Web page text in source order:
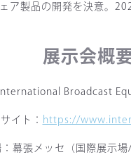
ア製品の開発を決意。
展示会概
Broadcast
イト： https://
幕張メッセ（国際展示場